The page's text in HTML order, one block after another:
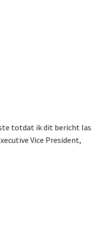
totdat ik dit bericht las
Vice President,